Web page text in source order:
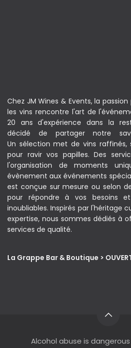
Chez JM Wines & Events, la
les vins rencontre l'art de
20 ans d'expérience dans la
décidé de partager notre
Un sélection met de vins raffinés,
pour ravir vos papilles. Des
l'organisation de moments
évènement aux événements
est conçue sur mesure ou selon
pour répondre à vos besoins
inoubliables. Inspirés par l'héritage
expertise, nous sommes dédiés à
services de qualité.
La Grappe Bar & Boutique >
Alcohol abuse is